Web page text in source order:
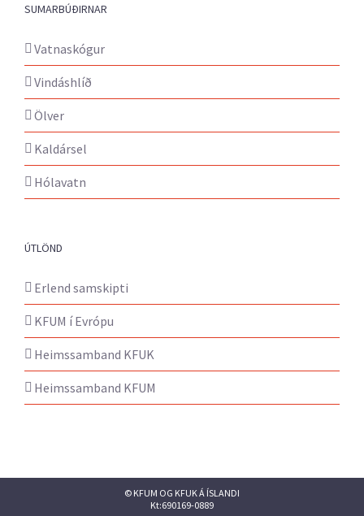
SUMARBÚÐIRNAR
Vatnaskógur
Vindáshlíð
Ölver
Kaldársel
Hólavatn
ÚTLÖND
Erlend samskipti
KFUM í Evrópu
Heimssamband KFUK
Heimssamband KFUM
© KFUM OG KFUK Á ÍSLANDI
Kt:690169-0889